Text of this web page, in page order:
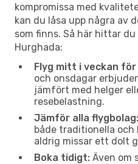
kompromissa med
kan du låsa upp några av
som finns. Så här hittar
Hurghada:
Flyg mitt i veckan
och onsdagar
jämfört med helger
resebelastning.
Jämför alla flygbolag:
både traditionella och
aldrig missar ett dolt
Boka tidigt: Även om